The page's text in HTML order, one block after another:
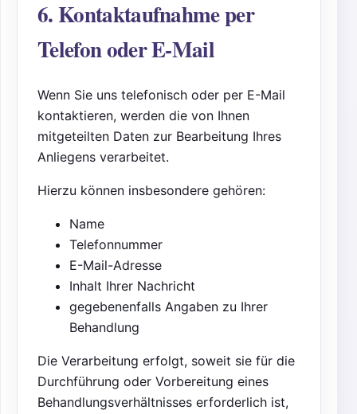
6. Kontaktaufnahme per
Telefon oder E-Mail
Wenn Sie uns telefonisch oder per E-Mail
kontaktieren, werden die von Ihnen
mitgeteilten Daten zur Bearbeitung Ihres
Anliegens verarbeitet.
Hierzu können insbesondere gehören:
Name
Telefonnummer
E-Mail-Adresse
Inhalt Ihrer Nachricht
gegebenenfalls Angaben zu Ihrer
Behandlung
Die Verarbeitung erfolgt, soweit sie für die
Durchführung oder Vorbereitung eines
Behandlungsverhältnisses erforderlich ist,